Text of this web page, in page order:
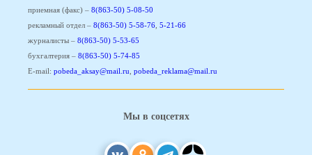
приемная (факс) – 8(863-50) 5-08-50
рекламный отдел – 8(863-50) 5-58-76, 5-21-66
журналисты – 8(863-50) 5-53-65
бухгалтерия – 8(863-50) 5-74-85
E-mail: pobeda_aksay@mail.ru, pobeda_reklama@mail.ru
Мы в соцсетях